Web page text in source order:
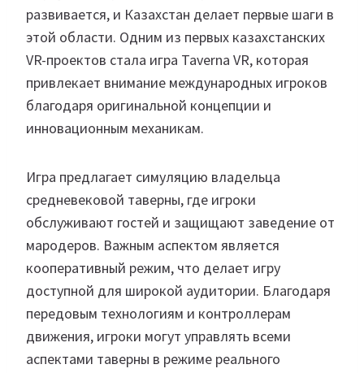
развивается, и Казахстан делает первые шаги в
этой области. Одним из первых казахстанских
VR-проектов стала игра Taverna VR, которая
привлекает внимание международных игроков
благодаря оригинальной концепции и
инновационным механикам.
Игра предлагает симуляцию владельца
средневековой таверны, где игроки
обслуживают гостей и защищают заведение от
мародеров. Важным аспектом является
кооперативный режим, что делает игру
доступной для широкой аудитории. Благодаря
передовым технологиям и контроллерам
движения, игроки могут управлять всеми
аспектами таверны в режиме реального